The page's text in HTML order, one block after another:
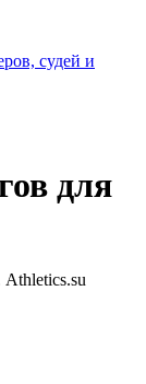
судей и
для